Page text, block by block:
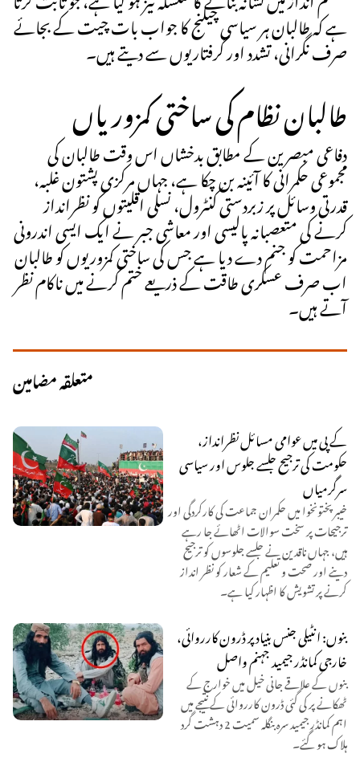
ہے کہ طالبان ہر سیاسی چیلنج کا جواب بات چیت کے بجائے
صرف نگرانی، تشدد اور گرفتاریوں سے دیتے ہیں۔
طالبان نظام کی ساختی کمزوریاں
دفاعی مبصرین کے مطابق بدخشاں اس وقت طالبان کی
مجموعی حکمرانی کا آئینہ بن چکا ہے، جہاں مرکزی پشتون غلبہ،
قدرتی وسائل پر زبردستی کنٹرول، نسلی اقلیتوں کو نظرانداز
کرنے کی متعصبانہ پالیسی اور معاشی جبر نے ایک ایسی اندرونی
مزاحمت کو جنم دے دیا ہے جس کی ساختی کمزوریوں کو طالبان
اب صرف عسکری طاقت کے ذریعے ختم کرنے میں ناکام نظر
آتے ہیں۔
متعلقہ مضامین
کے پی میں عوامی مسائل نظرانداز،
حکومت کی ترجیح جلسے جلوس اور سیاسی
سرگرمیاں
خیبر پختونخوا میں حکمران جماعت کی کارکردگی اور
ترجیحات پر سخت سوالات اٹھائے جا رہے
ہیں، جہاں ناقدین نے جلسے جلوسوں کو ترجیح
دینے اور صحت و تعلیم کے شعار کو نظر انداز
کرنے پر تشویش کا اظہار کیا ہے۔
بنوں: انٹیلی جنس بنیاد پر ڈرون کارروائی،
خارجی کمانڈر جیمید جہنم واصل
بنوں کے علاقے جانی خیل میں خوارج کے
ٹھکانے پر کی گئی ڈرون کارروائی کے نتیجے میں
اہم کمانڈر جیمید سرہ بنگلہ سمیت 2 دہشت گرد
ہلاک ہو گئے۔